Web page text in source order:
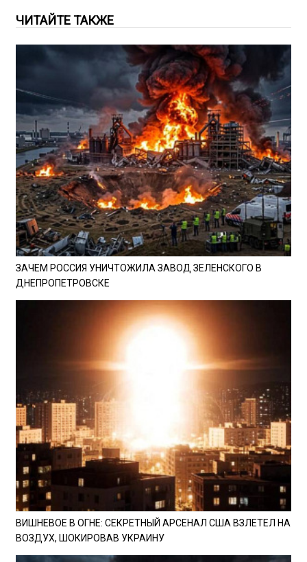
ЧИТАЙТЕ ТАКЖЕ
ЗАЧЕМ РОССИЯ УНИЧТОЖИЛА ЗАВОД ЗЕЛЕНСКОГО В
ДНЕПРОПЕТРОВСКЕ
ВИШНЕВОЕ В ОГНЕ: СЕКРЕТНЫЙ АРСЕНАЛ США ВЗЛЕТЕЛ НА
ВОЗДУХ, ШОКИРОВАВ УКРАИНУ